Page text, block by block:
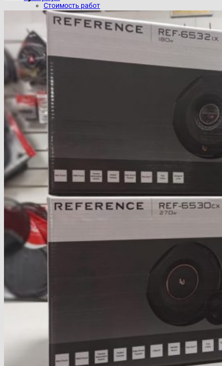
Стоимость работ
Контакты